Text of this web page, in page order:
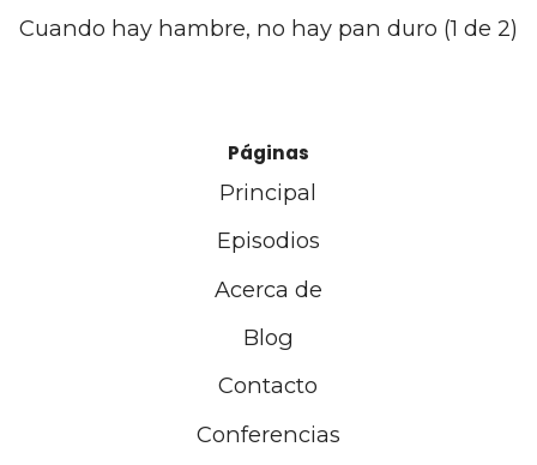
Cuando hay hambre, no hay pan duro (1 de 2)
Páginas
Principal
Episodios
Acerca de
Blog
Contacto
Conferencias